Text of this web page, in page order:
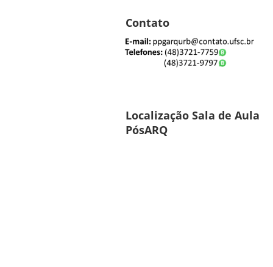
Contato
Localização Sala de Aula
PósARQ